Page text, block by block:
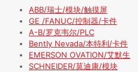
ABB/瑞士/模块/触摸屏
GE /FANUC/控制器/卡件
A-B/罗克韦尔/PLC
Bently Nevada/本特利/卡件
EMERSON OVATION/艾默生
SCHNEIDER/莫迪康/模块